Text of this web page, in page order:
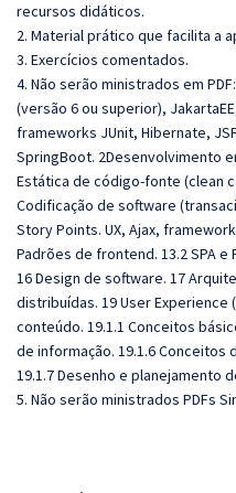
recursos didáticos.
2. Material prático que facilita a
3. Exercícios comentados.
4. Não serão ministrados em PDF:
(versão 6 ou superior),
frameworks JUnit, Hibernate,
SpringBoot. 2Desenvolvimento
Estática de código-fonte (clean
Codificação de software
Story Points. UX, Ajax,
Padrões de frontend. 13.2 SPA e
16 Design de software. 17
distribuídas. 19 User Experience
conteúdo. 19.1.1 Conceitos
de informação. 19.1.6
19.1.7 Desenho e planejamento
5. Não serão ministrados PDFs